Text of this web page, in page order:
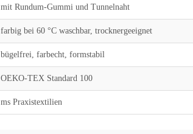
mit Rundum-Gummi und Tunnelnaht
farbig bei 60 °C waschbar, trocknergeeignet
bügelfrei, farbecht, formstabil
OEKO-TEX Standard 100
ms Praxistextilien